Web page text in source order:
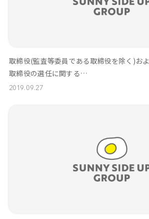
取締役(監査等委員である取締役を除く)お
取締役の選任に関する…
2019.09.27